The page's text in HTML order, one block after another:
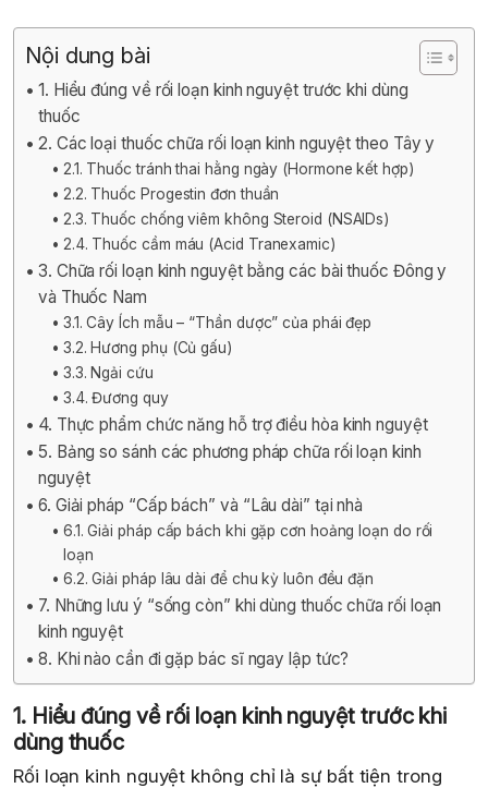
Nội dung bài
1. Hiểu đúng về rối loạn kinh nguyệt trước khi dùng
thuốc
2. Các loại thuốc chữa rối loạn kinh nguyệt theo Tây y
2.1. Thuốc tránh thai hằng ngày (Hormone kết hợp)
2.2. Thuốc Progestin đơn thuần
2.3. Thuốc chống viêm không Steroid (NSAIDs)
2.4. Thuốc cầm máu (Acid Tranexamic)
3. Chữa rối loạn kinh nguyệt bằng các bài thuốc Đông y
và Thuốc Nam
3.1. Cây Ích mẫu – “Thần dược” của phái đẹp
3.2. Hương phụ (Củ gấu)
3.3. Ngải cứu
3.4. Đương quy
4. Thực phẩm chức năng hỗ trợ điều hòa kinh nguyệt
5. Bảng so sánh các phương pháp chữa rối loạn kinh
nguyệt
6. Giải pháp “Cấp bách” và “Lâu dài” tại nhà
6.1. Giải pháp cấp bách khi gặp cơn hoảng loạn do rối
loạn
6.2. Giải pháp lâu dài để chu kỳ luôn đều đặn
7. Những lưu ý “sống còn” khi dùng thuốc chữa rối loạn
kinh nguyệt
8. Khi nào cần đi gặp bác sĩ ngay lập tức?
1. Hiểu đúng về rối loạn kinh nguyệt trước khi
dùng thuốc
Rối loạn kinh nguyệt không chỉ là sự bất tiện trong